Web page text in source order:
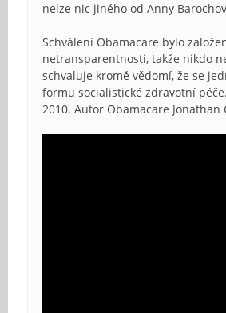
nelze nic jiného od Anny
Schválení Obamacare bylo
netransparentnosti, takže nikdo
schvaluje kromě vědomí, že se
formu socialistické zdravotní
2010. Autor Obamacare Jonathan